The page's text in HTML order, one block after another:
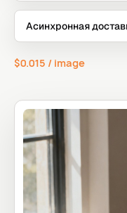
Асинхронная
$0.015 / image